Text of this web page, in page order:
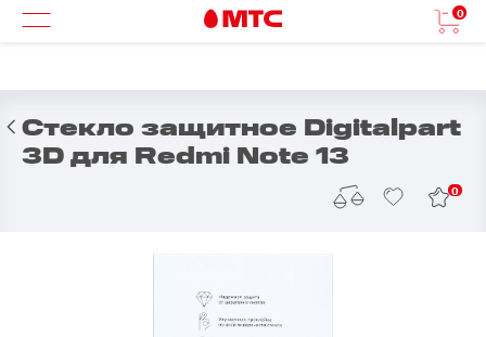
0
Стекло защитное Digitalpart
3D для Redmi Note 13
0